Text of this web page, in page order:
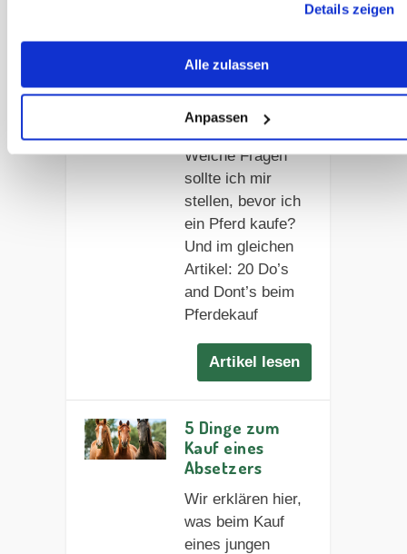
Details zeigen
Alle zulassen
Anpassen
Artikel lesen
Augen auf beim
Pferdekauf
Welche Fragen
sollte ich mir
stellen, bevor ich
ein Pferd kaufe?
Und im gleichen
Artikel: 20 Do’s
and Dont’s beim
Pferdekauf
Artikel lesen
5 Dinge zum
Kauf eines
Absetzers
Wir erklären hier,
was beim Kauf
eines jungen